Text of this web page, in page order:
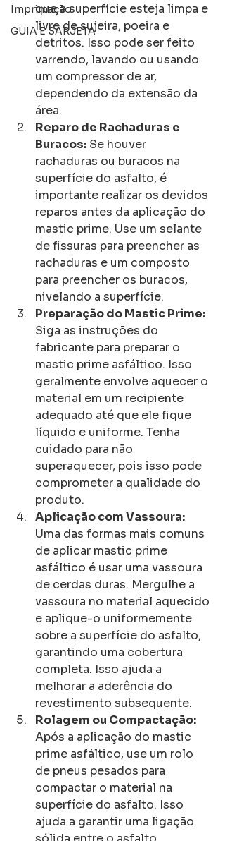
Imprimação
GUIA E SARJETA
que a superfície esteja limpa e
livre de sujeira, poeira e
detritos. Isso pode ser feito
varrendo, lavando ou usando
um compressor de ar,
dependendo da extensão da
área.
Reparo de Rachaduras e
Buracos: Se houver
rachaduras ou buracos na
superfície do asfalto, é
importante realizar os devidos
reparos antes da aplicação do
mastic prime. Use um selante
de fissuras para preencher as
rachaduras e um composto
para preencher os buracos,
nivelando a superfície.
Preparação do Mastic Prime:
Siga as instruções do
fabricante para preparar o
mastic prime asfáltico. Isso
geralmente envolve aquecer o
material em um recipiente
adequado até que ele fique
líquido e uniforme. Tenha
cuidado para não
superaquecer, pois isso pode
comprometer a qualidade do
produto.
Aplicação com Vassoura:
Uma das formas mais comuns
de aplicar mastic prime
asfáltico é usar uma vassoura
de cerdas duras. Mergulhe a
vassoura no material aquecido
e aplique-o uniformemente
sobre a superfície do asfalto,
garantindo uma cobertura
completa. Isso ajuda a
melhorar a aderência do
revestimento subsequente.
Rolagem ou Compactação:
Após a aplicação do mastic
prime asfáltico, use um rolo
de pneus pesados para
compactar o material na
superfície do asfalto. Isso
ajuda a garantir uma ligação